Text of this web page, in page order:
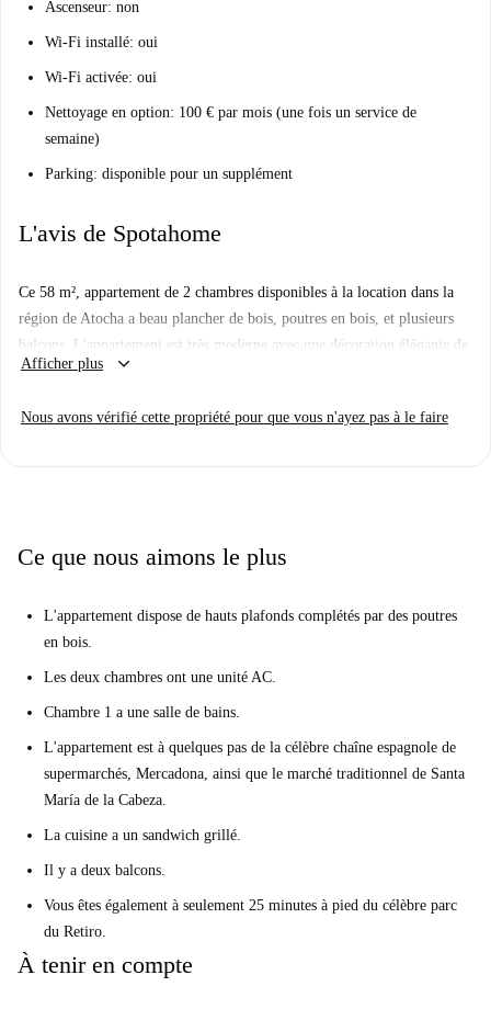
Ascenseur: non
Wi-Fi installé: oui
Wi-Fi activée: oui
Nettoyage en option: 100 € par mois (une fois un service de
semaine)
Parking: disponible pour un supplément
L'avis de Spotahome
Ce 58 m², appartement de 2 chambres disponibles à la location dans la
région de Atocha a beau plancher de bois, poutres en bois, et plusieurs
balcons. L'appartement est très moderne avec une décoration élégante de
l'œuvre d'art aux luminaires. Il y a 1 chambre avec salle de bains et une
avec une élégante table ronde.
Afficher plus keyboard_arrow_down
Nous avons vérifié cette propriété pour que vous n'ayez pas à le faire
Ce que nous aimons le plus
L'appartement dispose de hauts plafonds complétés par des poutres
en bois.
Les deux chambres ont une unité AC.
Chambre 1 a une salle de bains.
L'appartement est à quelques pas de la célèbre chaîne espagnole de
supermarchés, Mercadona, ainsi que le marché traditionnel de Santa
María de la Cabeza.
La cuisine a un sandwich grillé.
Il y a deux balcons.
Vous êtes également à seulement 25 minutes à pied du célèbre parc
du Retiro.
À tenir en compte